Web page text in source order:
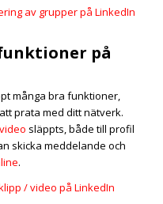
av grupper på LinkedIn
på
många bra funktioner,
prata med ditt nätverk.
släppts, både till profil
skicka meddelande och
.
/ video på LinkedIn